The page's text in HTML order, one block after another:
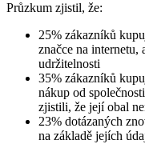
Průzkum zjistil, že:
25% zákazníků
značce na
udržitelnosti
35% zákazníků
nákup od
zjistili, že její obal
23% dotázaných
na základě jejích